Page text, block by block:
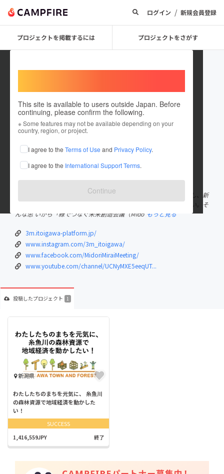
ログイン / 新規会員登録
プロジェクトを掲載するには プロジェクトをさがす
This site is available to users outside Japan. Before
continuing, please confirm the following.
※ Some features may not be available depending on your
country, region, or project.
I agree to the Terms of Use and Privacy Policy.
I agree to the International Support Terms.
Continue
3m_itoigawa
これまでに1件のプロジェクトを投稿しています
在住国：日本 現在地：新潟県
出身国：日本 出身地：新潟県
緑でつなぐ未来創造会議 豊富な森林資源と地元産業の特色を活かし、新
たな価値を創造 することで地域経済が循環する仕組みをつくりたい。そ
んな思 いから「緑でつなぐ未来創造会議（Mido もっと見る
3m.itoigawa-platform.jp/
www.instagram.com/3m_itoigawa/
www.facebook.com/MidoriMiraiMeeting/
www.youtube.com/channel/UCNyMXE5eeqUT...
投稿したプロジェクト 1
新潟県
わたしたちのまちを元気に、 糸魚川
の森林資源で地域経済を動かした
い！
SUCCESS
1,416,559JPY 終了